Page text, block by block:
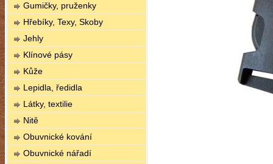
Gumičky, pruženky
Hřebíky, Texy, Skoby
Jehly
Klínové pásy
Kůže
Lepidla, ředidla
Látky, textilie
Nitě
Obuvnické kování
Obuvnické nářadí